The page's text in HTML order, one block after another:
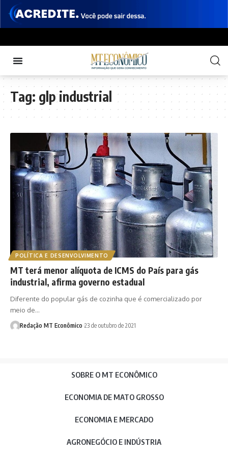
Tag: glp industrial
POLÍTICA E DESENVOLVIMENTO
MT terá menor alíquota de ICMS do País para gás
industrial, afirma governo estadual
Diferente do popular gás de cozinha que é comercializado por
meio de…
Redação MT Econômico 23 de outubro de 2021
SOBRE O MT ECONÔMICO
ECONOMIA DE MATO GROSSO
ECONOMIA E MERCADO
AGRONEGÓCIO E INDÚSTRIA